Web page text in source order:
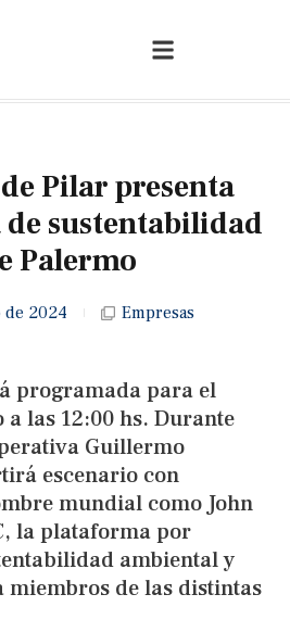
Pilar presenta
sustentabilidad
Palermo
2024 Empresas
programada para el
las 12:00 hs. Durante
Guillermo
escenario con
mundial como John
la plataforma por
ambiental y
miembros de las distintas